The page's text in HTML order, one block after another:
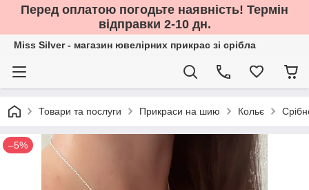
Перед оплатою погодьте наявність! Термін
відправки 2-10 дн.
Miss Silver - магазин ювелірних прикрас зі срібла
Товари та послуги Прикраси на шию Кольє
–5%